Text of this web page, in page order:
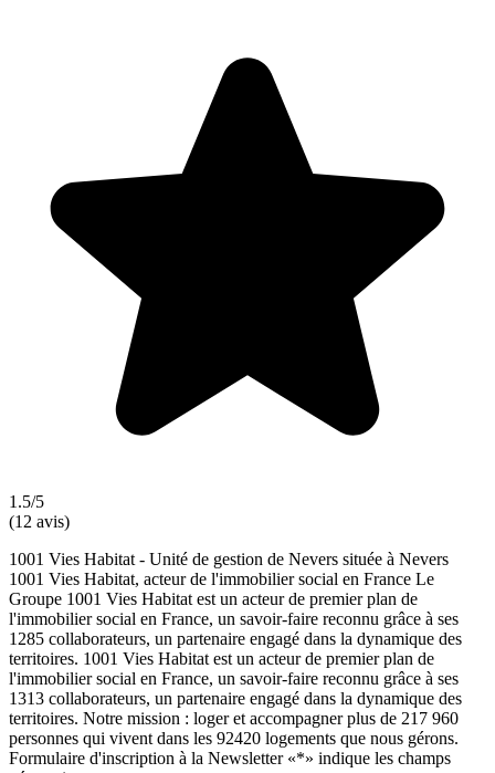
1.5/5
(12 avis)
1001 Vies Habitat - Unité de gestion de Nevers située à Nevers
1001 Vies Habitat, acteur de l'immobilier social en France Le
Groupe 1001 Vies Habitat est un acteur de premier plan de
l'immobilier social en France, un savoir-faire reconnu grâce à ses
1285 collaborateurs, un partenaire engagé dans la dynamique des
territoires. 1001 Vies Habitat est un acteur de premier plan de
l'immobilier social en France, un savoir-faire reconnu grâce à ses
1313 collaborateurs, un partenaire engagé dans la dynamique des
territoires. Notre mission : loger et accompagner plus de 217 960
personnes qui vivent dans les 92420 logements que nous gérons.
Formulaire d'inscription à la Newsletter «*» indique les champs